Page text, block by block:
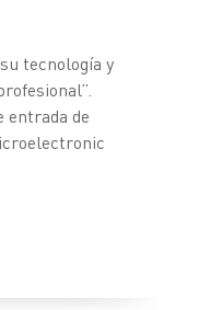
tecnología y
entrada de